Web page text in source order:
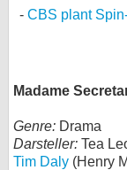
CBS plant
Madame
Genre: Drama
Darsteller: Tea
Tim Daly (Henry